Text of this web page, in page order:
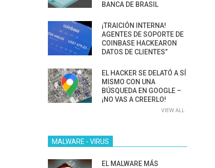
BANCA DE BRASIL
¡TRAICIÓN INTERNA!
AGENTES DE SOPORTE DE
COINBASE HACKEARON
DATOS DE CLIENTES”
EL HACKER SE DELATÓ A SÍ
MISMO CON UNA
BÚSQUEDA EN GOOGLE –
¡NO VAS A CREERLO!
VIEW ALL
MALWARE - VIRUS
EL MALWARE MÁS